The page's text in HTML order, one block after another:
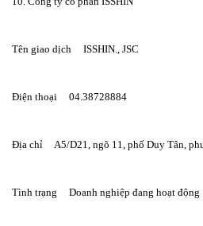
Tên giao dịch     ISSHIN., JSC
Điện thoại     04.38728884
Địa chỉ     A5/D21, ngõ 11, phố Duy Tân,
Tình trạng     Doanh nghiệp đang hoạt động